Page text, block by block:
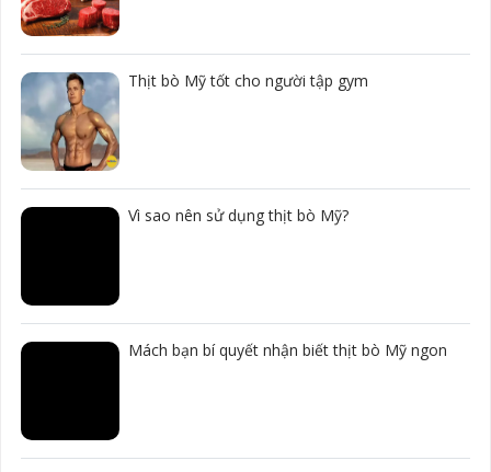
Thịt bò Mỹ tốt cho người tập gym
Vì sao nên sử dụng thịt bò Mỹ?
Mách bạn bí quyết nhận biết thịt bò Mỹ ngon